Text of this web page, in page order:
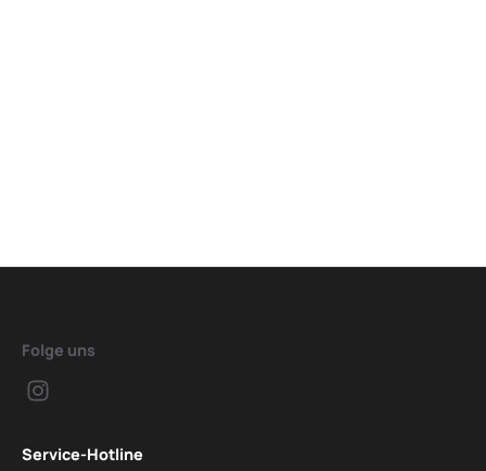
Folge uns
Service-Hotline